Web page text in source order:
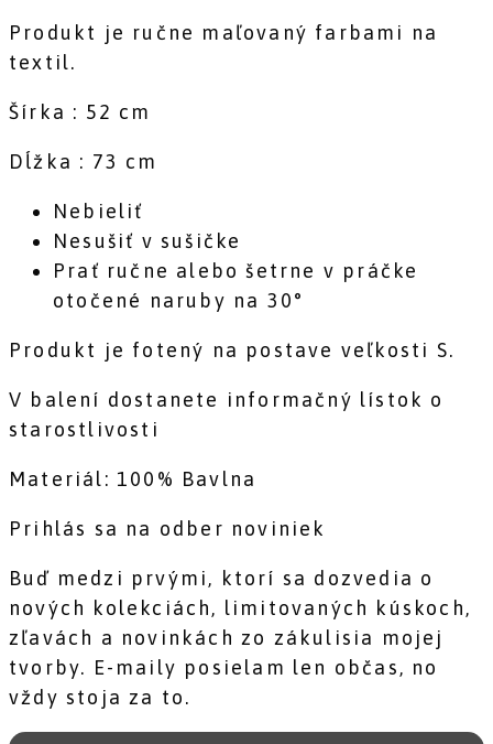
Produkt je ručne maľovaný farbami na
textil.
Šírka : 52 cm
Dĺžka : 73 cm
Nebieliť
Nesušiť v sušičke
Prať ručne alebo šetrne v práčke
otočené naruby na 30°
Produkt je fotený na postave veľkosti S.
V balení dostanete informačný lístok o
starostlivosti
Materiál: 100% Bavlna
Prihlás sa na odber noviniek
Buď medzi prvými, ktorí sa dozvedia o
nových kolekciách, limitovaných kúskoch,
zľavách a novinkách zo zákulisia mojej
tvorby. E-maily posielam len občas, no
vždy stoja za to.